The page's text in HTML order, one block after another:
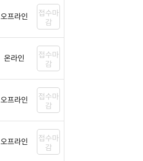
오프라인
접수마
감
온라인
접수마
감
오프라인
접수마
감
오프라인
접수마
감